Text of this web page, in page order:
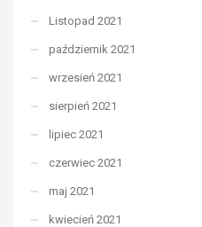
Listopad 2021
październik 2021
wrzesień 2021
sierpień 2021
lipiec 2021
czerwiec 2021
maj 2021
kwiecień 2021